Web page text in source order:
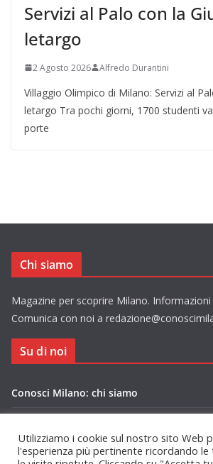
Servizi al Palo con la
letargo
2 Agosto 2026 Alfredo Durantini
Villaggio Olimpico di Milano: Servizi al
letargo Tra pochi giorni, 1700 studenti
porte
Chi siamo
Magazine per scoprire Milano.
Comunica con noi a
Su di noi
Conosci Milano: chi siamo
Utilizziamo i cookie sul nostro sito Web
l'esperienza più pertinente ricordando le